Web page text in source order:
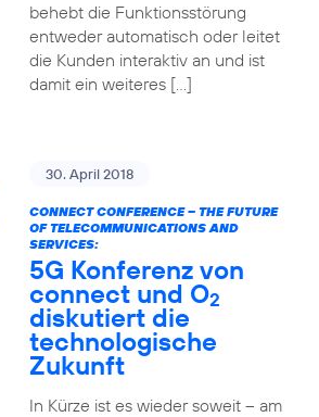
behebt die Funktionsstörung
entweder automatisch oder leitet
die Kunden interaktiv an und ist
damit ein weiteres […]
30. April 2018
CONNECT CONFERENCE – THE FUTURE
OF TELECOMMUNICATIONS AND
SERVICES:
5G Konferenz von
connect und O2
diskutiert die
technologische
Zukunft
In Kürze ist es wieder soweit – am